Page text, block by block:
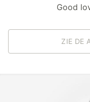
Good
ZIE DE